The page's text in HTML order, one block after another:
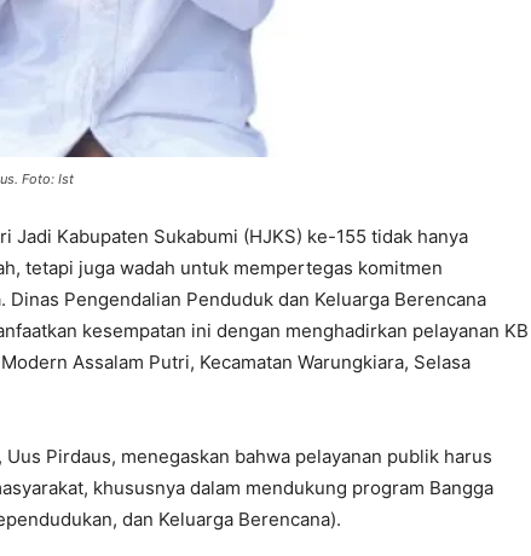
Foto: Ist
Jadi Kabupaten Sukabumi (HJKS) ke-155 tidak hanya
tetapi juga wadah untuk mempertegas komitmen
Dinas Pengendalian Penduduk dan Keluarga Berencana
kesempatan ini dengan menghadirkan pelayanan KB
Assalam Putri, Kecamatan Warungkiara, Selasa
Uus Pirdaus, menegaskan bahwa pelayanan publik harus
khususnya dalam mendukung program Bangga
dan Keluarga Berencana).